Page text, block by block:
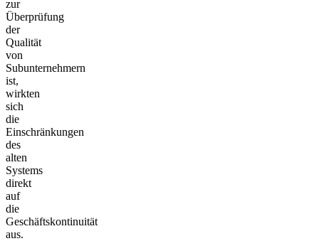
zur
Überprüfung
der
Qualität
von
Subunternehmern
ist,
wirkten
sich
die
Einschränkungen
des
alten
Systems
direkt
auf
die
Geschäftskontinuität
aus.